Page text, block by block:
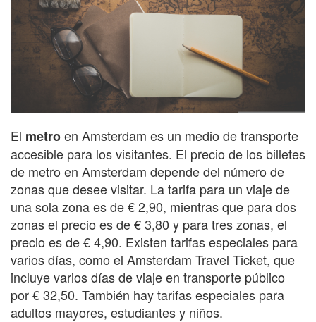
El metroen Amsterdam es un medio de transporte
accesible para los visitantes. El precio de los billetes
de metro en Amsterdam depende del número de
zonas que desee visitar. La tarifa para un viaje de
una sola zona es de € 2,90, mientras que para dos
zonas el precio es de € 3,80 y para tres zonas, el
precio es de € 4,90. Existen tarifas especiales para
varios días, como el Amsterdam Travel Ticket, que
incluye varios días de viaje en transporte público
por € 32,50. También hay tarifas especiales para
adultos mayores, estudiantes y niños.